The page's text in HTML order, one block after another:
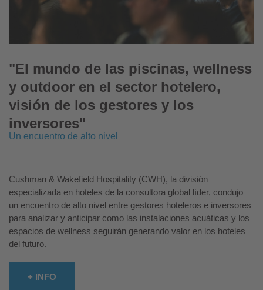
"El mundo de las piscinas, wellness
y outdoor en el sector hotelero,
visión de los gestores y los
inversores"
Un encuentro de alto nivel
Cushman & Wakefield Hospitality (CWH), la división
especializada en hoteles de la consultora global líder, condujo
un encuentro de alto nivel entre gestores hoteleros e inversores
para analizar y anticipar como las instalaciones acuáticas y los
espacios de wellness seguirán generando valor en los hoteles
del futuro.
+ INFO